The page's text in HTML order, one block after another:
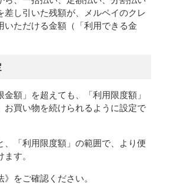
差し引いた残額が、メルペイのクレ
いただける金額（「利用できる金
金額」を超えても、「利用限度額」
お買い物を続けられるように設定で
、「利用限度額」の範囲で、より便
す。
をご確認ください。